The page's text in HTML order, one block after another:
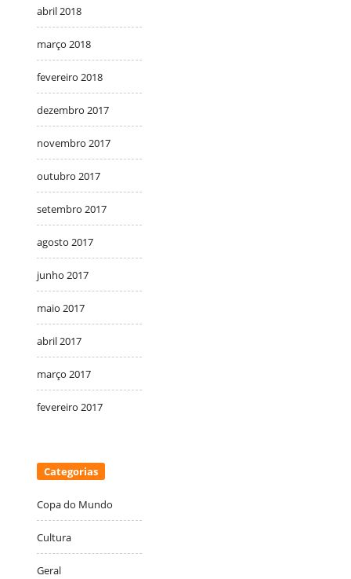
abril 2018
março 2018
fevereiro 2018
dezembro 2017
novembro 2017
outubro 2017
setembro 2017
agosto 2017
junho 2017
maio 2017
abril 2017
março 2017
fevereiro 2017
Categorias
Copa do Mundo
Cultura
Geral